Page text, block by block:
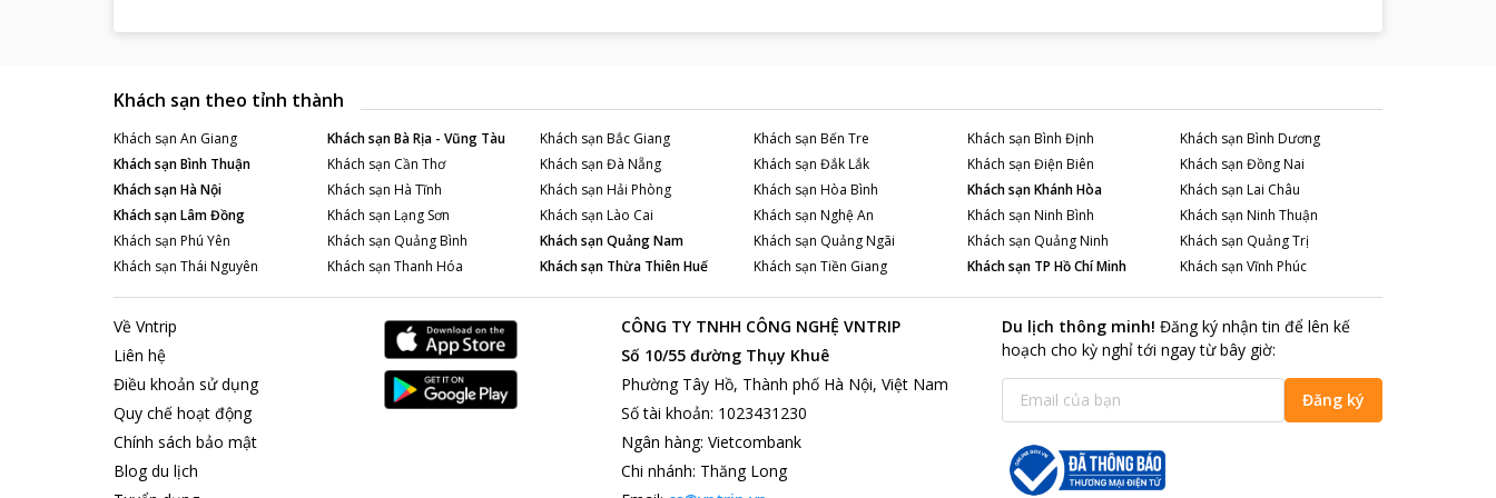
Khách sạn theo tỉnh thành
Khách sạn An Giang Khách sạnBà Rịa - Vũng Tàu Khách sạn Bắc Giang Khách sạn Bến Tre Khách sạn Bình Định Khách sạn Bình Dương
Khách sạnBình Thuận Khách sạn Cần Thơ Khách sạn Đà Nẵng Khách sạn Đắk Lắk Khách sạn Điện Biên Khách sạn Đồng Nai
Khách sạnHà Nội Khách sạn Hà Tĩnh Khách sạn Hải Phòng Khách sạn Hòa Bình Khách sạnKhánh Hòa Khách sạn Lai Châu
Khách sạnLâm Đồng Khách sạn Lạng Sơn Khách sạn Lào Cai Khách sạn Nghệ An Khách sạn Ninh Bình Khách sạn Ninh Thuận
Khách sạn Phú Yên Khách sạn Quảng Bình Khách sạnQuảng Nam Khách sạn Quảng Ngãi Khách sạn Quảng Ninh Khách sạn Quảng Trị
Khách sạn Thái Nguyên Khách sạn Thanh Hóa Khách sạn Thừa Thiên Huế Khách sạn Tiền Giang Khách sạn TP Hồ Chí Minh Khách sạn Vĩnh Phúc
Về Vntrip
Liên hệ
Điều khoản sử dụng
Quy chế hoạt động
Chính sách bảo mật
Blog du lịch
CÔNG TY TNHH CÔNG NGHỆ VNTRIP
Số 10/55 đường Thụy Khuê
Phường Tây Hồ, Thành phố Hà Nội, Việt Nam
Số tài khoản: 1023431230
Ngân hàng: Vietcombank
Chi nhánh: Thăng Long
Du lịch thông minh! Đăng ký nhận tin để lên kế
hoạch cho kỳ nghỉ tới ngay từ bây giờ:
Đăng ký